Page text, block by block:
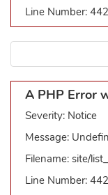
Line Number: 442
A PHP Error
Severity: Notice
Message:
Filename: site/
Line Number: 442